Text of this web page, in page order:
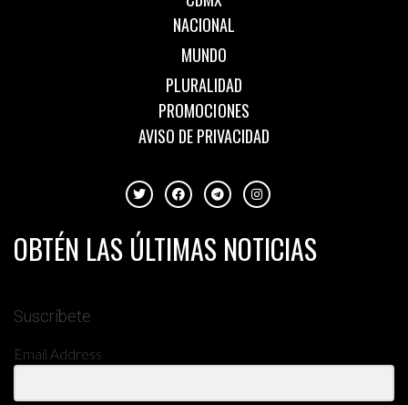
NACIONAL
MUNDO
PLURALIDAD
PROMOCIONES
AVISO DE PRIVACIDAD
OBTÉN LAS ÚLTIMAS NOTICIAS
Suscríbete
Email Address